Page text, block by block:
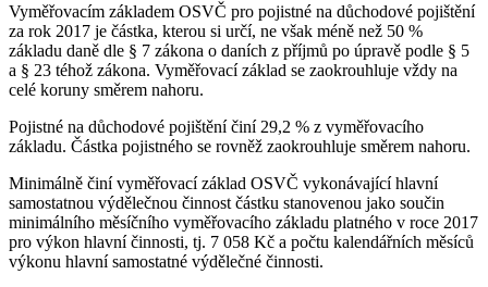
Vyměřovacím základem OSVČ pro pojistné na důchodové pojištění
za rok 2017 je částka, kterou si určí, ne však méně než 50 %
základu daně dle § 7 zákona o daních z příjmů po úpravě podle § 5
a § 23 téhož zákona. Vyměřovací základ se zaokrouhluje vždy na
celé koruny směrem nahoru.
Pojistné na důchodové pojištění činí 29,2 % z vyměřovacího
základu. Částka pojistného se rovněž zaokrouhluje směrem nahoru.
Minimálně činí vyměřovací základ OSVČ vykonávající hlavní
samostatnou výdělečnou činnost částku stanovenou jako součin
minimálního měsíčního vyměřovacího základu platného v roce 2017
pro výkon hlavní činnosti, tj. 7 058 Kč a počtu kalendářních měsíců
výkonu hlavní samostatné výdělečné činnosti.